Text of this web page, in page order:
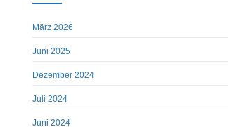
März 2026
Juni 2025
Dezember 2024
Juli 2024
Juni 2024